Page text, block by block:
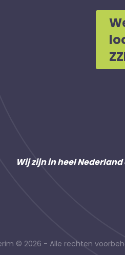
Wij zijn in heel
© 2026 - Alle rechten